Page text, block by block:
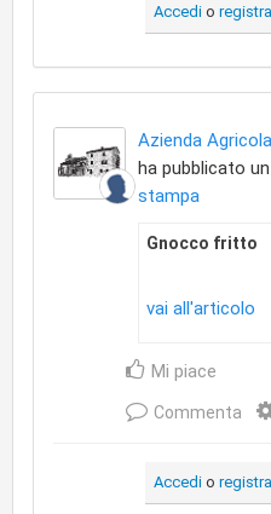
Accedi o
Azienda
ha pubblicato
stampa
Gnocco fritto
vai all'articolo
Mi piace
Commenta
Accedi o